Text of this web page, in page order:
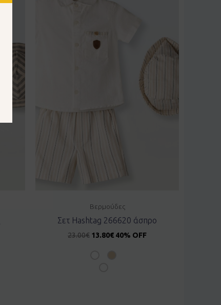
Βερμούδες
Σετ Hashtag 266620 άσπρο
23.00€ 13.80€ 40% OFF